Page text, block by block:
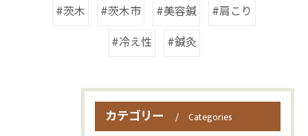
#茨木 #茨木市 #美容鍼
#肩こり
#冷え性
#鍼灸
カテゴリー Categories